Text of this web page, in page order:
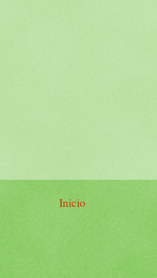
Inicio